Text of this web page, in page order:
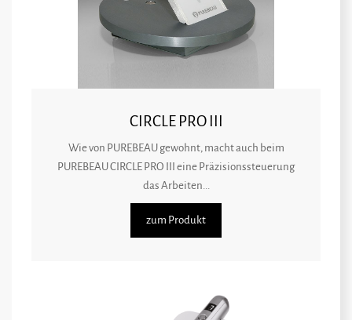
CIRCLE PRO III
Wie von PUREBEAU gewohnt, macht auch beim
PUREBEAU CIRCLE PRO III eine Präzisionssteuerung
das Arbeiten...
zum Produkt